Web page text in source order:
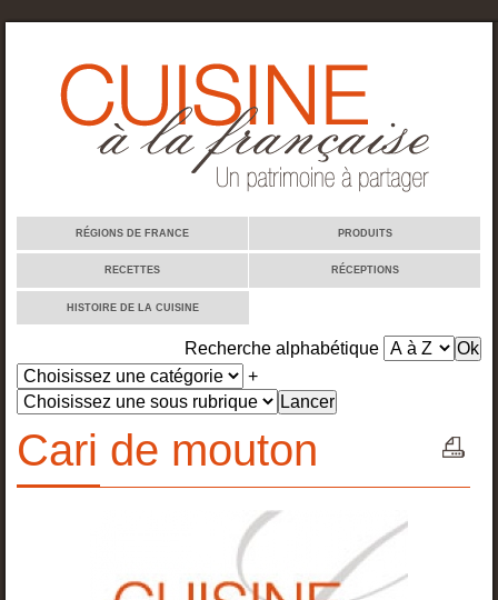
RÉGIONS DE FRANCE PRODUITS
RECETTES RÉCEPTIONS
HISTOIRE DE LA CUISINE
Recherche alphabétique
+
Cari de mouton